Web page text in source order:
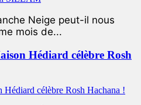
Neige peut-il nous
mois de...
Hédiard célèbre Rosh